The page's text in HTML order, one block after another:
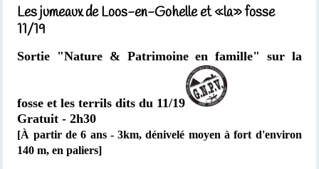
Les jumeaux de Loos-en-Gohelle et «la» fosse
11/19
Sortie "Nature & Patrimoine en famille" sur la
fosse et les terrils dits du 11/19
Gratuit - 2h30
[À partir de 6 ans -3km,dénivelé moyen à fort d'environ
140 m, en paliers]